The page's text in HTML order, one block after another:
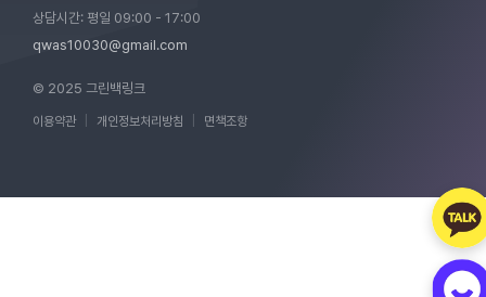
상담시간: 평일 09:00 - 17:00
qwas10030@gmail.com
© 2025 그린백링크
이용약관 개인정보처리방침 면책조항